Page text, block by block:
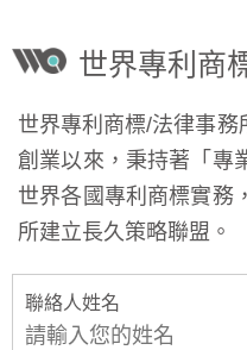
世界專利商
世界專利商標/法律事
創業以來，秉持著「專
世界各國專利商標實務
所建立長久策略聯盟。
聯絡人姓名